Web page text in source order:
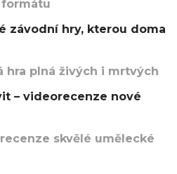
závodní hry, kterou doma
hra plná živých i mrtvých
– videorecenze nové
skvělé umělecké